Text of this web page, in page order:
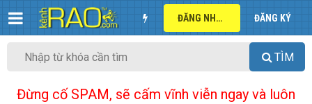
ĐĂNG NHẬP ĐĂNG KÝ
TÌM
Đừng cố SPAM, sẽ cấm vĩnh viễn ngay và luôn